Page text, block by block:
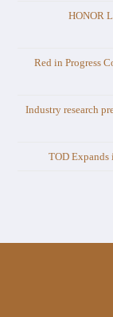
HONOR
Red in Progress
Industry research
TOD Expands